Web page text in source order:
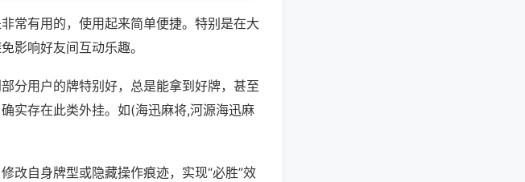
常有用的，使用起来简单便捷。特别是在大
影响好友间互动乐趣。
分用户的牌特别好，总是能拿到好牌，甚至
实存在此类外挂。如(海迅麻将,河源海迅麻
改自身牌型或隐藏操作痕迹，实现“必胜”效